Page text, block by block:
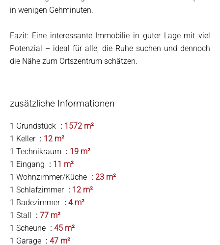
in wenigen Gehminuten.
Fazit: Eine interessante Immobilie in guter Lage mit viel
Potenzial – ideal für alle, die Ruhe suchen und dennoch
die Nähe zum Ortszentrum schätzen.
zusätzliche Informationen
1 Grundstück
1572 m²
1 Keller
12 m²
1 Technikraum
19 m²
1 Eingang
11 m²
1 Wohnzimmer/Küche
23 m²
1 Schlafzimmer
12 m²
1 Badezimmer
4 m²
1 Stall
77 m²
1 Scheune
45 m²
1 Garage
47 m²